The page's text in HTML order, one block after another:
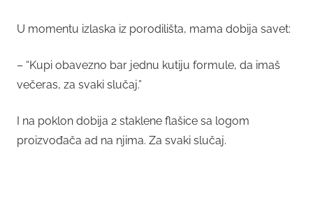
U momentu izlaska iz porodilišta, mama dobija savet:
– “Kupi obavezno bar jednu kutiju formule, da imaš
večeras, za svaki slučaj.”
I na poklon dobija 2 staklene flašice sa logom
proizvođača ad na njima. Za svaki slučaj.